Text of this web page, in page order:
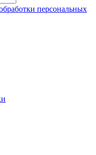
персональных